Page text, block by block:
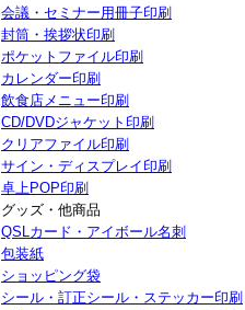
会議・セミナー用冊子印刷
封筒・挨拶状印刷
ポケットファイル印刷
カレンダー印刷
飲食店メニュー印刷
CD/DVDジャケット印刷
クリアファイル印刷
サイン・ディスプレイ印刷
卓上POP印刷
グッズ・他商品
QSLカード・アイボール名刺
包装紙
ショッピング袋
シール・訂正シール・ステッカー印刷